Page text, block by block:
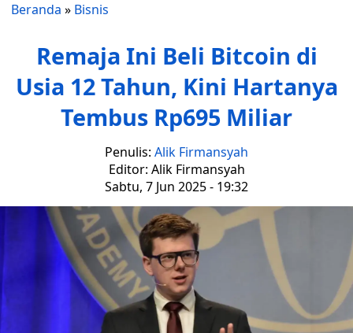
Beranda » Bisnis
Remaja Ini Beli Bitcoin di
Usia 12 Tahun, Kini Hartanya
Tembus Rp695 Miliar
Penulis: Alik Firmansyah
Editor: Alik Firmansyah
Sabtu, 7 Jun 2025 - 19:32